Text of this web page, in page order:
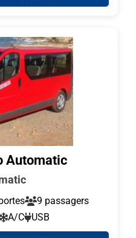
Automatic
9 passagers
A/C USB